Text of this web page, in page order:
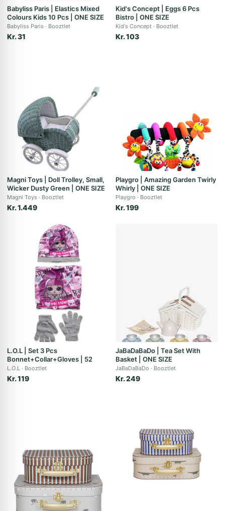
Babyliss Paris | Elastics Mixed
Colours Kids 10 Pcs | ONE SIZE
Babyliss Paris Booztlet
Kr. 31
Kid's Concept | Eggs 6 Pcs
Bistro | ONE SIZE
Kid's Concept Booztlet
Kr. 103
Magni Toys | Doll Trolley, Small,
Wicker Dusty Green | ONE SIZE
Magni Toys Booztlet
Kr. 1.449
Playgro | Amazing Garden Twirly
Whirly | ONE SIZE
Playgro Booztlet
Kr. 199
L.O.L | Set 3 Pcs
Bonnet+Collar+Gloves | 52
L.O.L Booztlet
Kr. 119
JaBaDaBaDo | Tea Set With
Basket | ONE SIZE
JaBaDaBaDo Booztlet
Kr. 249